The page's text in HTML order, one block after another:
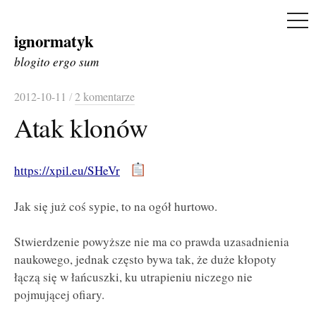
Skip
to
ignormatyk
blogito ergo sum
2012-10-11 /2 komentarze
Atak klonów
https://xpil.eu/SHeVr
Jak się już coś sypie, to na ogół hurtowo.
Stwierdzenie powyższe nie ma co prawda uzasadnienia
naukowego, jednak często bywa tak, że duże kłopoty
łączą się w łańcuszki, ku utrapieniu niczego nie
pojmującej ofiary.